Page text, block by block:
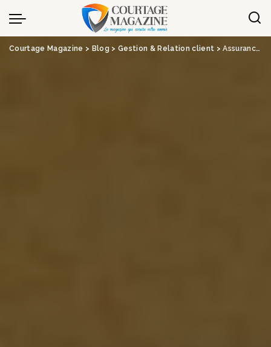
Panneau de gestion des cookies
Courtage Magazine > Blog > Gestion & Relation client >Assurance-vie : c’est l’heure du grand ménage dans les unités de compte